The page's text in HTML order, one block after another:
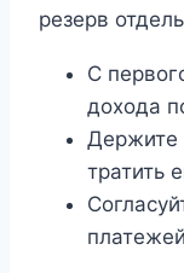
резерв
С
дохода
Держите
тратить